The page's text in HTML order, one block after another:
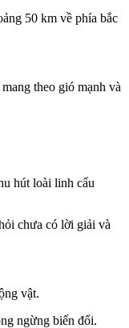
50 km về phía bắc
theo gió mạnh và
hút loài linh cẩu
chưa có lời giải và
vật.
ngừng biến đổi.